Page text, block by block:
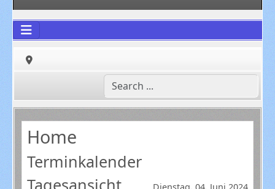
Home
Terminkalender
Tagesansicht
Dienstag, 04. Juni 2024